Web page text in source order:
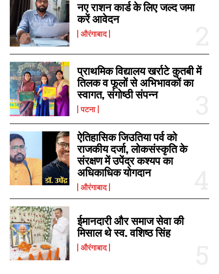
I WANT IN
I've read and accept the
नए राशन कार्ड के लिए जल्द जमा
करें आवेदन
औरंगाबाद
प्राथमिक विद्यालय खर्राटे कुतबी में
तिलक व फूलों से अभिभावकों का
स्वागत, संगोष्ठी संपन्न
पटना
ऐतिहासिक जिउतिया पर्व को
राजकीय दर्जा, लोकसंस्कृति के
संरक्षण में उपेंद्र कश्यप का
अधिकाधिक योगदान
औरंगाबाद
ईमानदारी और समाज सेवा की
मिसाल थे स्व. वशिष्ठ सिंह
औरंगाबाद